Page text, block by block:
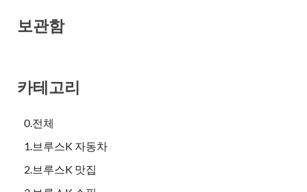
보관함
카테고리
0.전체
1.브루스K 자동차
2.브루스K 맛집